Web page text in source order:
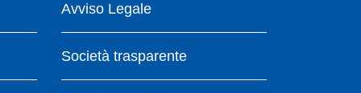
Avviso Legale
Società trasparente